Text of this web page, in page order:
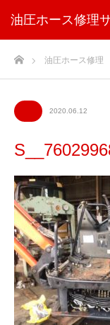
油圧ホース修理
ホーム油圧ホース修理
2020.06.12